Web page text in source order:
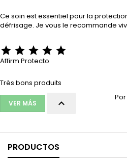
Ce soin est essentiel pour la
défrisage. Je vous le recommande
    
Affirm Protecto
Très bons produits
VER MÁS 
PRODUCTOS